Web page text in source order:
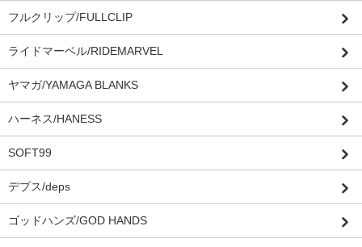
フルクリップ/FULLCLIP
ライドマーベル/RIDEMARVEL
ヤマガ/YAMAGA BLANKS
ハーネス/HANESS
SOFT99
デプス/deps
ゴッドハンズ/GOD HANDS